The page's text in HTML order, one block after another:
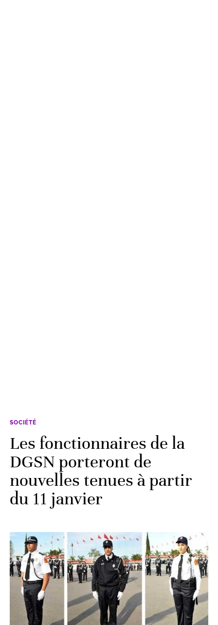
SOCIÉTÉ
Les fonctionnaires de la
DGSN porteront de
nouvelles tenues à partir
du 11 janvier